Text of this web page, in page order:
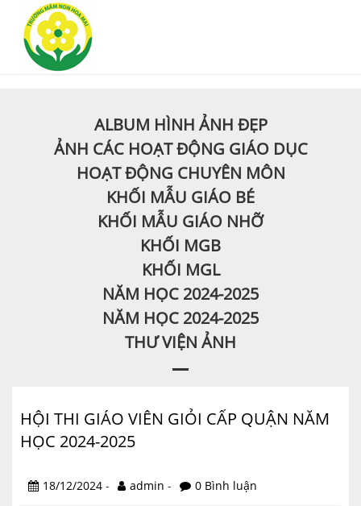
ALBUM HÌNH ẢNH ĐẸP
ẢNH CÁC HOẠT ĐỘNG GIÁO DỤC
HOẠT ĐỘNG CHUYÊN MÔN
KHỐI MẪU GIÁO BÉ
KHỐI MẪU GIÁO NHỠ
KHỐI MGB
KHỐI MGL
NĂM HỌC 2024-2025
NĂM HỌC 2024-2025
THƯ VIỆN ẢNH
HỘI THI GIÁO VIÊN GIỎI CẤP QUẬN NĂM
HỌC 2024-2025
18/12/2024 - admin -
0 Bình luận